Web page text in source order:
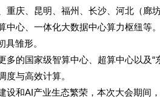
重庆、昆明、福州、长沙、河北（廊
中心、一体化大数据中心算力枢纽等
雏形。
多的国家级智算中心、超算中心以及
度与高效计算。
设和AI产业生态繁荣，本次大会期间